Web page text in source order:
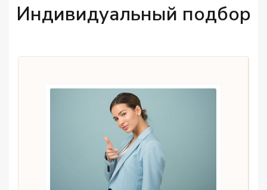
Индивидуальный подбор